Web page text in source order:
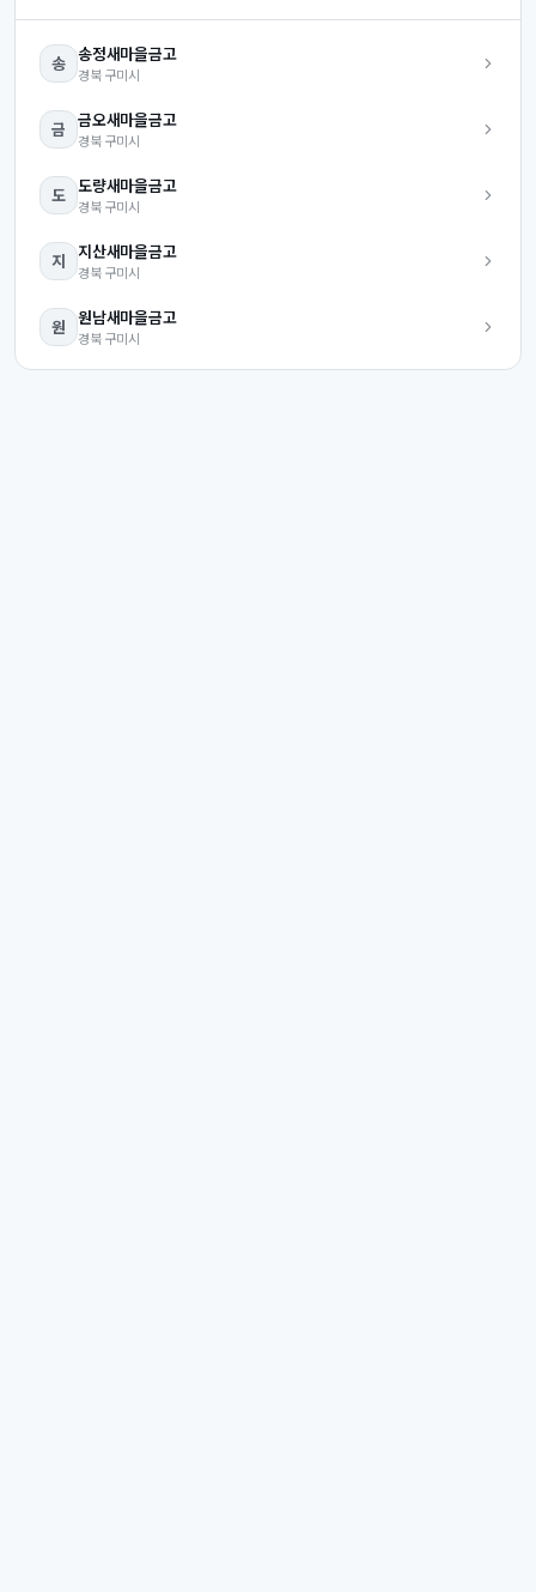
송 송정새마을금고
경북 구미시
금 금오새마을금고
경북 구미시
도 도량새마을금고
경북 구미시
지 지산새마을금고
경북 구미시
원 원남새마을금고
경북 구미시